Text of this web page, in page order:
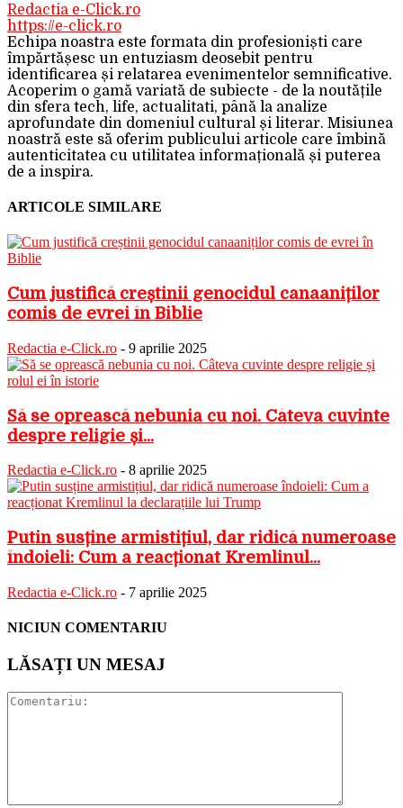
Redactia e-Click.ro
https://e-click.ro
Echipa noastra este formata din profesioniști care
împărtășesc un entuziasm deosebit pentru
identificarea și relatarea evenimentelor semnificative.
Acoperim o gamă variată de subiecte - de la noutățile
din sfera tech, life, actualitati, până la analize
aprofundate din domeniul cultural și literar. Misiunea
noastră este să oferim publicului articole care îmbină
autenticitatea cu utilitatea informațională și puterea
de a inspira.
ARTICOLE SIMILARE
Cum justifică creștinii genocidul canaaniților
comis de evrei în Biblie
Redactia e-Click.ro - 9 aprilie 2025
Să se oprească nebunia cu noi. Câteva cuvinte
despre religie și...
Redactia e-Click.ro - 8 aprilie 2025
Putin susține armistițiul, dar ridică numeroase
îndoieli: Cum a reacționat Kremlinul...
Redactia e-Click.ro - 7 aprilie 2025
NICIUN COMENTARIU
LĂSAȚI UN MESAJ